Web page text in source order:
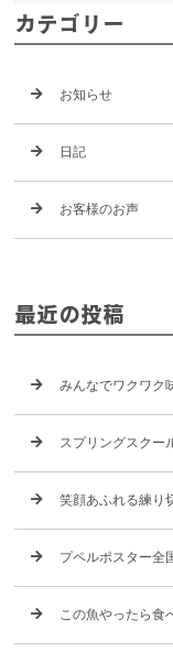
カテゴリー
お知らせ
日記
お客様のお声
最近の投稿
みんなでワクワク
スプリングスクー
笑顔あふれる練り
プペルポスター全
この魚やったら食